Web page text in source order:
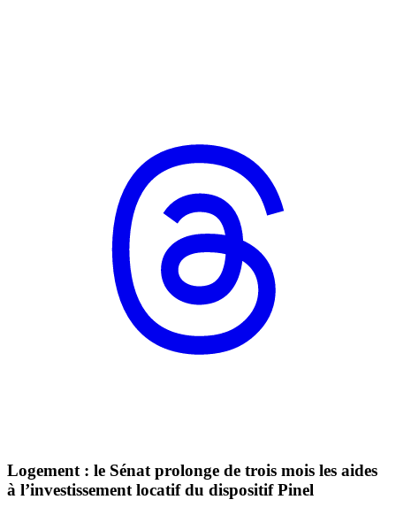
Logement : le Sénat prolonge de trois mois les aides
à l’investissement locatif du dispositif Pinel